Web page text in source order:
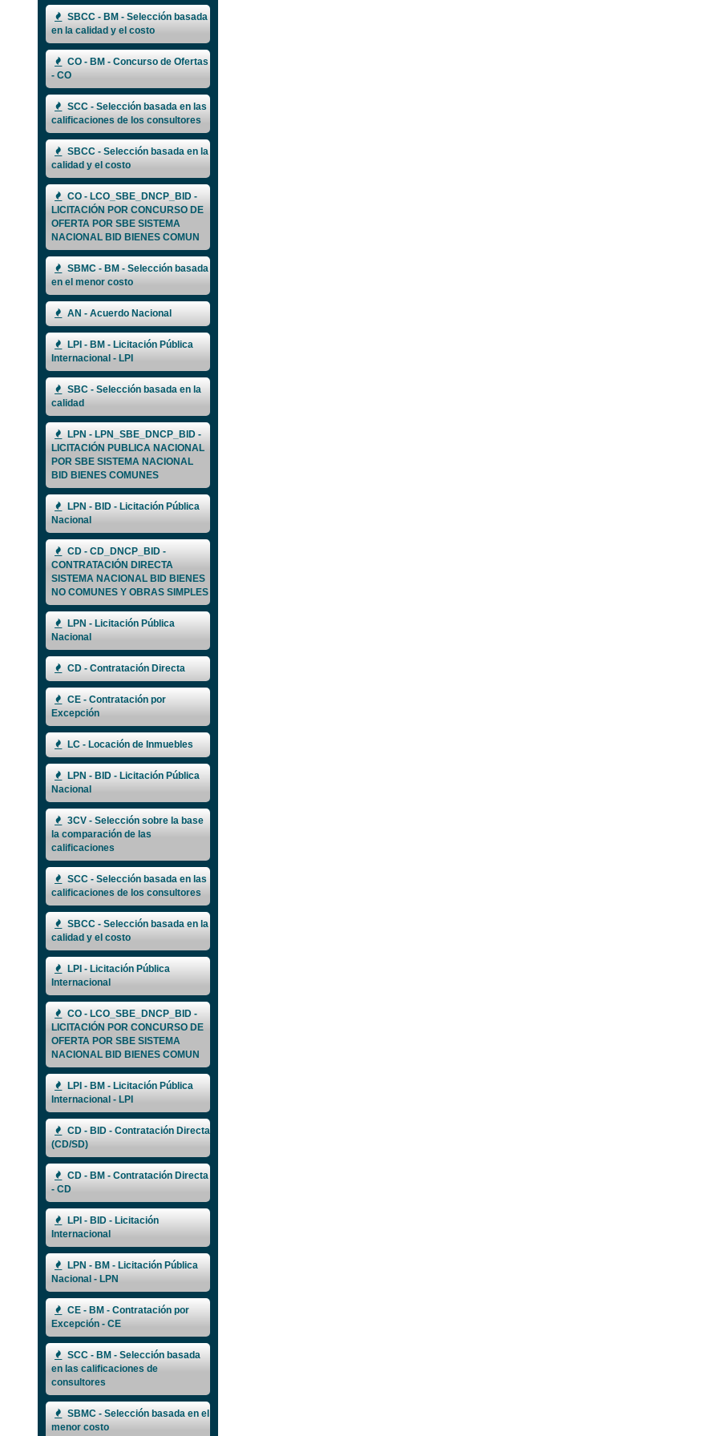
SBCC - BM - Selección basada
en la calidad y el costo
CO - BM - Concurso de Ofertas
- CO
SCC - Selección basada en las
calificaciones de los consultores
SBCC - Selección basada en la
calidad y el costo
CO - LCO_SBE_DNCP_BID -
LICITACIÓN POR CONCURSO DE
OFERTA POR SBE SISTEMA
NACIONAL BID BIENES COMUN
SBMC - BM - Selección basada
en el menor costo
AN - Acuerdo Nacional
LPI - BM - Licitación Pública
Internacional - LPI
SBC - Selección basada en la
calidad
LPN - LPN_SBE_DNCP_BID -
LICITACIÓN PUBLICA NACIONAL
POR SBE SISTEMA NACIONAL
BID BIENES COMUNES
LPN - BID - Licitación Pública
Nacional
CD - CD_DNCP_BID -
CONTRATACIÓN DIRECTA
SISTEMA NACIONAL BID BIENES
NO COMUNES Y OBRAS SIMPLES
LPN - Licitación Pública
Nacional
CD - Contratación Directa
CE - Contratación por
Excepción
LC - Locación de Inmuebles
LPN - BID - Licitación Pública
Nacional
3CV - Selección sobre la base
la comparación de las
calificaciones
SCC - Selección basada en las
calificaciones de los consultores
SBCC - Selección basada en la
calidad y el costo
LPI - Licitación Pública
Internacional
CO - LCO_SBE_DNCP_BID -
LICITACIÓN POR CONCURSO DE
OFERTA POR SBE SISTEMA
NACIONAL BID BIENES COMUN
LPI - BM - Licitación Pública
Internacional - LPI
CD - BID - Contratación Directa
(CD/SD)
CD - BM - Contratación Directa
- CD
LPI - BID - Licitación
Internacional
LPN - BM - Licitación Pública
Nacional - LPN
CE - BM - Contratación por
Excepción - CE
SCC - BM - Selección basada
en las calificaciones de
consultores
SBMC - Selección basada en el
menor costo